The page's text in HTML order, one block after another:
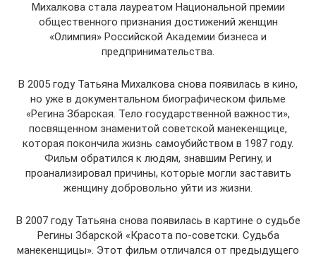
Михалкова стала лауреатом Национальной премии
общественного признания достижений женщин
«Олимпия» Российской Академии бизнеса и
предпринимательства.
В 2005 году Татьяна Михалкова снова появилась в кино,
но уже в документальном биографическом фильме
«Регина Збарская. Тело государственной важности»,
посвященном знаменитой советской манекенщице,
которая покончила жизнь самоубийством в 1987 году.
Фильм обратился к людям, знавшим Регину, и
проанализировал причины, которые могли заставить
женщину добровольно уйти из жизни.
В 2007 году Татьяна снова появилась в картине о судьбе
Регины Збарской «Красота по-советски. Судьба
манекенщицы». Этот фильм отличался от предыдущего